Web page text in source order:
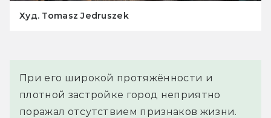
Худ. Tomasz Jedruszek
При его широкой протяжённости и
плотной застройке город неприятно
поражал отсутствием признаков жизни.